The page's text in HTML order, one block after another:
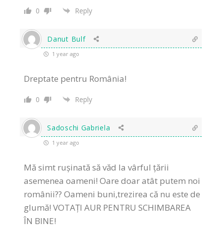
0 Reply
Danut Bulf
1 year ago
Dreptate pentru România!
0 Reply
Sadoschi Gabriela
1 year ago
Mă simt rușinată să văd la vârful țării
asemenea oameni! Oare doar atât putem noi
românii?? Oameni buni,trezirea că nu este de
glumă! VOTAȚI AUR PENTRU SCHIMBAREA
ÎN BINE!